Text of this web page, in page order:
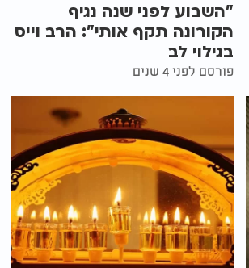
"השבוע לפני שנה נגיף
הקורונה תקף אותי": הרב וייס
בגילוי לב
פורסם לפני 4 שנים